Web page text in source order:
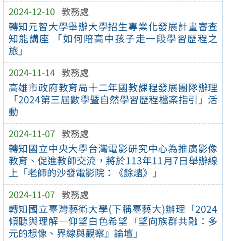
2024-12-10 教務處
轉知元智大學舉辦大學招生專業化發展計畫審查
知能講座 「如何陪高中孩子走一段學習歷程之
旅」
2024-11-14 教務處
高雄市政府教育局十二年國教課程發展團隊辦理
「2024第三屆數學暨自然學習歷程檔案指引」活
動
2024-11-07 教務處
轉知國立中央大學台灣電影研究中心為推廣影像
教育、促進教師交流，將於113年11月7日舉辦線
上「老師的沙發電影院：《餘燼》」
2024-11-07 教務處
轉知國立臺灣藝術大學(下稱臺藝大)辦理「2024
傾聽與理解—仰望白色希望『望向族群共融：多
元的想像、界線與觀察』論壇」